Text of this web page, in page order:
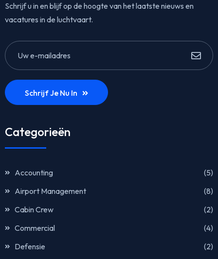
Schrijf u in en blijf op de hoogte van het laatste nieuws en
vacatures in de luchtvaart.
Schrijf Je Nu In
Categorieën
Accounting
(5)
Airport Management
(8)
Cabin Crew
(2)
Commercial
(4)
Defensie
(2)